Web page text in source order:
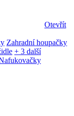
Otevřít
Zahradní houpačky
+ 3 další